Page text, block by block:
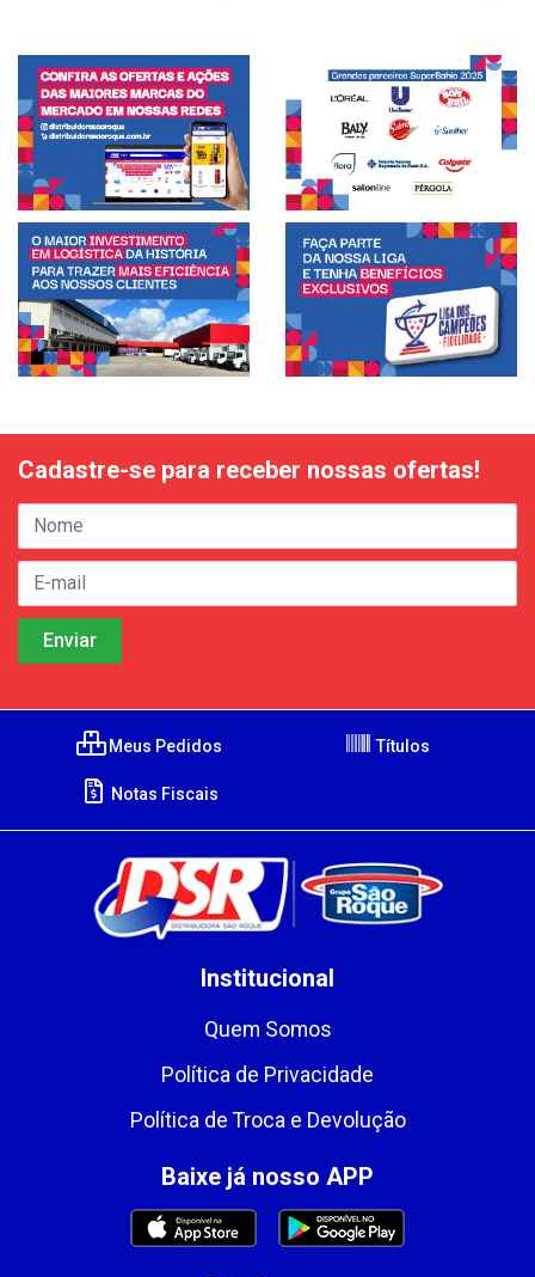
Cadastre-se para receber nossas ofertas!
Meus Pedidos Títulos
Notas Fiscais
Institucional
Quem Somos
Política de Privacidade
Política de Troca e Devolução
Baixe já nosso APP